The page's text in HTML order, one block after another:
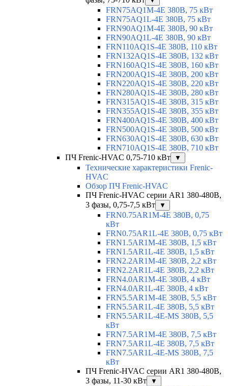
FRN75AQ1M-4E 380В, 75 кВт
FRN75AQ1L-4E 380В, 75 кВт
FRN90AQ1M-4E 380В, 90 кВт
FRN90AQ1L-4E 380В, 90 кВт
FRN110AQ1S-4E 380В, 110 кВт
FRN132AQ1S-4E 380В, 132 кВт
FRN160AQ1S-4E 380В, 160 кВт
FRN200AQ1S-4E 380В, 200 кВт
FRN220AQ1S-4E 380В, 220 кВт
FRN280AQ1S-4E 380В, 280 кВт
FRN315AQ1S-4E 380В, 315 кВт
FRN355AQ1S-4E 380В, 355 кВт
FRN400AQ1S-4E 380В, 400 кВт
FRN500AQ1S-4E 380В, 500 кВт
FRN630AQ1S-4E 380В, 630 кВт
FRN710AQ1S-4E 380В, 710 кВт
ПЧ Frenic-HVAC 0,75-710 кВт
▼
Технические характеристики Frenic-
HVAC
Обзор ПЧ Frenic-HVAC
ПЧ Frenic-HVAC серии AR1 380-480В,
3 фазы, 0,75-7,5 кВт
▼
FRN0.75AR1M-4E 380В, 0,75
кВт
FRN0.75AR1L-4E 380В, 0,75 кВт
FRN1.5AR1M-4E 380В, 1,5 кВт
FRN1.5AR1L-4E 380В, 1,5 кВт
FRN2.2AR1M-4E 380В, 2,2 кВт
FRN2.2AR1L-4E 380В, 2,2 кВт
FRN4.0AR1M-4E 380В, 4 кВт
FRN4.0AR1L-4E 380В, 4 кВт
FRN5.5AR1M-4E 380В, 5,5 кВт
FRN5.5AR1L-4E 380В, 5,5 кВт
FRN5.5AR1L-4E-MS 380В, 5,5
кВт
FRN7.5AR1M-4E 380В, 7,5 кВт
FRN7.5AR1L-4E 380В, 7,5 кВт
FRN7.5AR1L-4E-MS 380В, 7,5
кВт
ПЧ Frenic-HVAC серии AR1 380-480В,
3 фазы, 11-30 кВт
▼